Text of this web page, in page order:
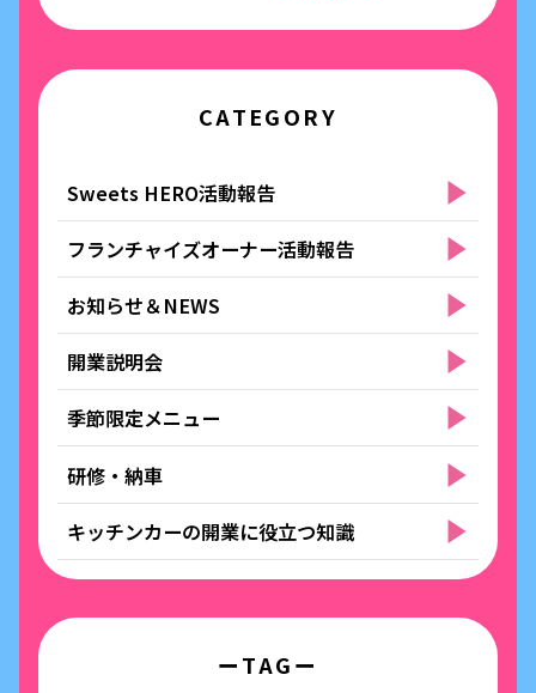
CATEGORY
Sweets HERO活動報告
フランチャイズオーナー活動報告
お知らせ＆NEWS
開業説明会
季節限定メニュー
研修・納車
キッチンカーの開業に役立つ知識
ーTAGー